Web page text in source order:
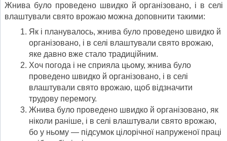
Жнива було проведено швидко й організовано, і в селі
влаштували свято врожаю можна доповнити такими:
Як і планувалось, жнива було проведено швидко й
організовано, і в селі влаштували свято врожаю,
яке давно вже стало традиційним.
Хоч погода і не сприяла цьому, жнива було
проведено швидко й організовано, і в селі
влаштували свято врожаю, щоб відзначити
трудову перемогу.
Жнива було проведено швидко й організовано, як
ніколи раніше, і в селі влаштували свято врожаю,
бо у ньому — підсумок цілорічної напруженої праці